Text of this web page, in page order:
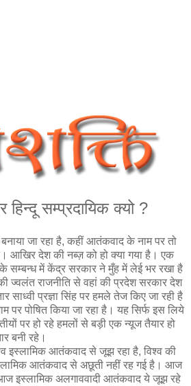
सम्प्रदायिक क्यो ?
जा रहा है, कहीं आतंकवाद के नाम पर तो
आखिर देश की नब्ज़ को हो क्या गया है। एक
में केंद्र सरकार ने मुँह में लेई भर रखा है
ज्वलंत राजनीति से वहां की प्रदेश सरकार देश
साध्वी प्रज्ञा सिंह पर हमले तेज किए जा रही है
पोषित किया जा रहा है। यह सिर्फ इस लिये
पर हो रहे हमलों से बड़ी एक न्यूज तैयार हो
बनी रहे।
इस्लामिक आतंकवाद से जूझ रहा है, विश्व की
आतंकवाद से अछूती नहीं रह गई है। आज
इस्लामिक अलगाववादी आतंकवाद ये जूझ रहे